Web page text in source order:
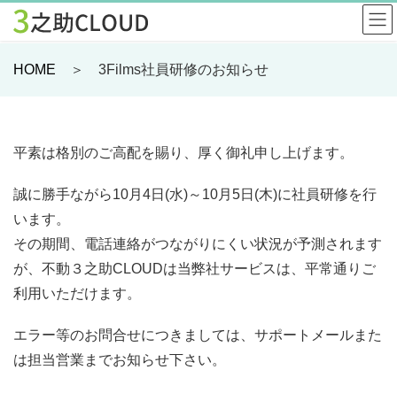
HOME ＞ 3Films社員研修のお知らせ
平素は格別のご高配を賜り、厚く御礼申し上げます。
誠に勝手ながら10月4日(水)～10月5日(木)に社員研修を行
います。
その期間、電話連絡がつながりにくい状況が予測されます
が、不動３之助CLOUDは当弊社サービスは、平常通りご
利用いただけます。
エラー等のお問合せにつきましては、サポートメールまた
は担当営業までお知らせ下さい。